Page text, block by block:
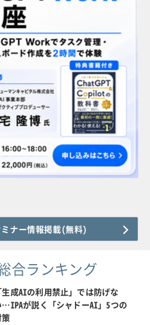
ナー情報掲載(無料)
合ランキング
生成AIの利用禁止」では防げな
…IPAが説く「シャドーAI」5つの